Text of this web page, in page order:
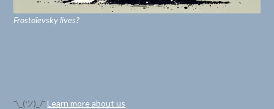
Frostoïevsky lives?
¯\_(ツ)_/¯Learn more about us